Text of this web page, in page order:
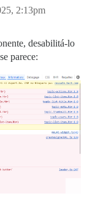
2:13pm
desabilitá-lo
parece: